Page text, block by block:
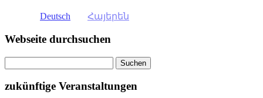
Deutsch Հայերեն
Webseite durchsuchen
zukünftige Veranstaltungen